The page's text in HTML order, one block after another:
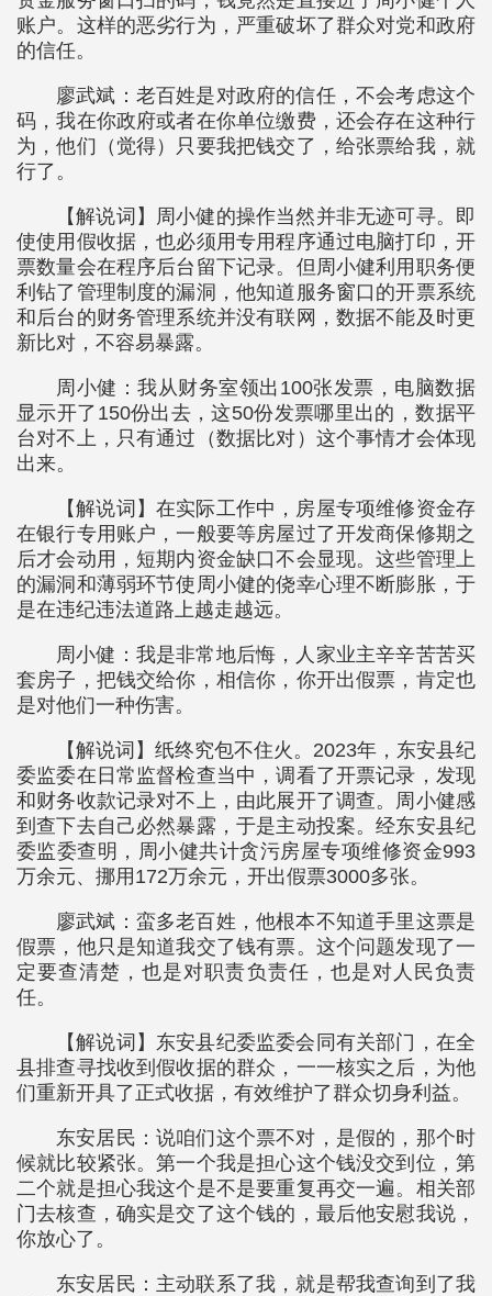
账户。这样的恶劣行为，严重破坏了群众对党和政府
的信任。
廖武斌：老百姓是对政府的信任，不会考虑这个
码，我在你政府或者在你单位缴费，还会存在这种行
为，他们（觉得）只要我把钱交了，给张票给我，就
行了。
【解说词】周小健的操作当然并非无迹可寻。即
使使用假收据，也必须用专用程序通过电脑打印，开
票数量会在程序后台留下记录。但周小健利用职务便
利钻了管理制度的漏洞，他知道服务窗口的开票系统
和后台的财务管理系统并没有联网，数据不能及时更
新比对，不容易暴露。
周小健：我从财务室领出100张发票，电脑数据
显示开了150份出去，这50份发票哪里出的，数据平
台对不上，只有通过（数据比对）这个事情才会体现
出来。
【解说词】在实际工作中，房屋专项维修资金存
在银行专用账户，一般要等房屋过了开发商保修期之
后才会动用，短期内资金缺口不会显现。这些管理上
的漏洞和薄弱环节使周小健的侥幸心理不断膨胀，于
是在违纪违法道路上越走越远。
周小健：我是非常地后悔，人家业主辛辛苦苦买
套房子，把钱交给你，相信你，你开出假票，肯定也
是对他们一种伤害。
【解说词】纸终究包不住火。2023年，东安县纪
委监委在日常监督检查当中，调看了开票记录，发现
和财务收款记录对不上，由此展开了调查。周小健感
到查下去自己必然暴露，于是主动投案。经东安县纪
委监委查明，周小健共计贪污房屋专项维修资金993
万余元、挪用172万余元，开出假票3000多张。
廖武斌：蛮多老百姓，他根本不知道手里这票是
假票，他只是知道我交了钱有票。这个问题发现了一
定要查清楚，也是对职责负责任，也是对人民负责
任。
【解说词】东安县纪委监委会同有关部门，在全
县排查寻找收到假收据的群众，一一核实之后，为他
们重新开具了正式收据，有效维护了群众切身利益。
东安居民：说咱们这个票不对，是假的，那个时
候就比较紧张。第一个我是担心这个钱没交到位，第
二个就是担心我这个是不是要重复再交一遍。相关部
门去核查，确实是交了这个钱的，最后他安慰我说，
你放心了。
东安居民：主动联系了我，就是帮我查询到了我